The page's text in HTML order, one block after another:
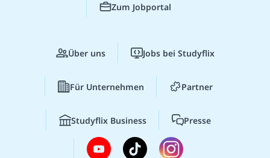
Zum Jobportal
Über uns Jobs bei Studyflix
Für Unternehmen Partner
Studyflix Business Presse